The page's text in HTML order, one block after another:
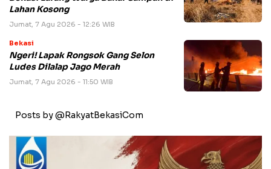
Lahan Kosong
Jumat, 7 Agu 2026 - 12:26 WIB
Bekasi
Ngeri! Lapak Rongsok Gang Selon
Ludes Dilalap Jago Merah
Jumat, 7 Agu 2026 - 11:50 WIB
Posts by @RakyatBekasiCom